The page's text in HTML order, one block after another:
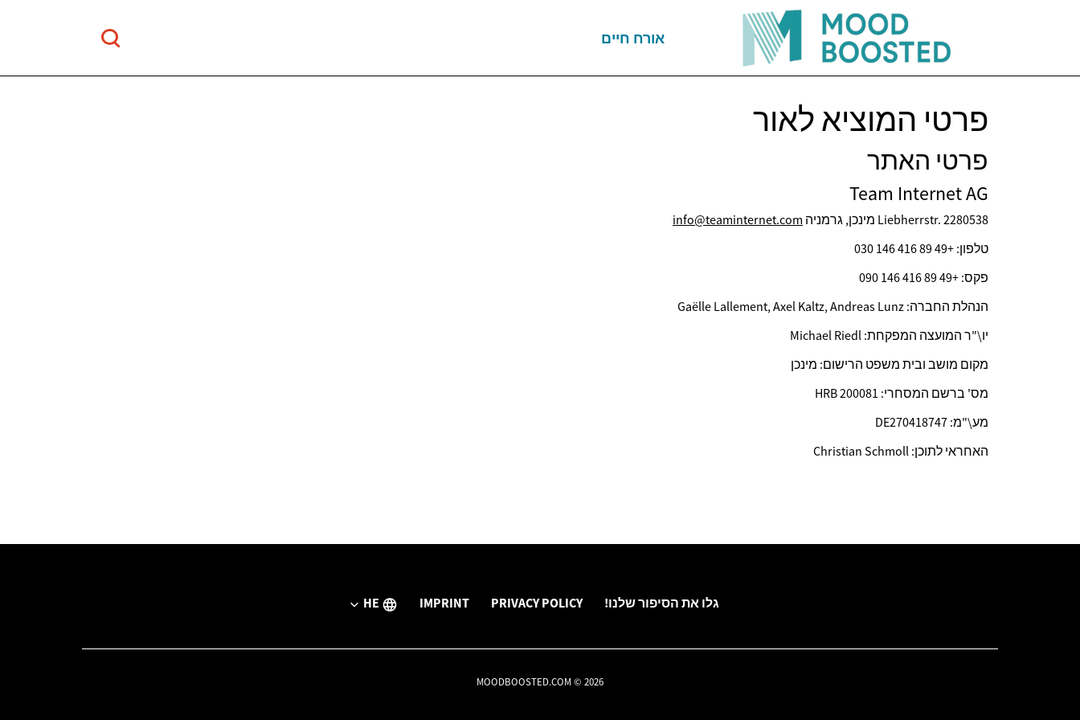
אורח חיים
פרטי המוציא לאור
פרטי האתר
Team Internet AG
Liebherrstr. 2280538 מינכן, גרמניה
info@teaminternet.com
טלפון: +49 89 416 146 030
פקס: +49 89 416 146 090
הנהלת החברה: Gaëlle Lallement, Axel Kaltz, Andreas Lunz
יו\"ר המועצה המפקחת: Michael Riedl
מקום מושב ובית משפט הרישום: מינכן
מס' ברשם המסחרי: HRB 200081
מע\"מ: DE270418747
האחראי לתוכן: Christian Schmoll
גלו את הסיפור שלנו! PRIVACY POLICY
IMPRINT
HE
MOODBOOSTED.COM © 2026